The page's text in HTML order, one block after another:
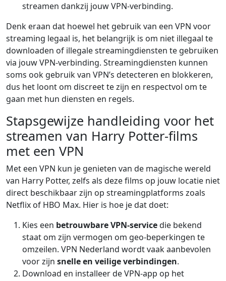
streamen dankzij jouw VPN-verbinding.
Denk eraan dat hoewel het gebruik van een VPN voor
streaming legaal is, het belangrijk is om niet illegaal te
downloaden of illegale streamingdiensten te gebruiken
via jouw VPN-verbinding. Streamingdiensten kunnen
soms ook gebruik van VPN’s detecteren en blokkeren,
dus het loont om discreet te zijn en respectvol om te
gaan met hun diensten en regels.
Stapsgewijze handleiding voor het
streamen van Harry Potter-films
met een VPN
Met een VPN kun je genieten van de magische wereld
van Harry Potter, zelfs als deze films op jouw locatie niet
direct beschikbaar zijn op streamingplatforms zoals
Netflix of HBO Max. Hier is hoe je dat doet:
Kies een betrouwbare VPN-servicedie bekend
staat om zijn vermogen om geo-beperkingen te
omzeilen. VPN Nederland wordt vaak aanbevolen
voor zijn snelle en veilige verbindingen.
Download en installeer de VPN-app op het